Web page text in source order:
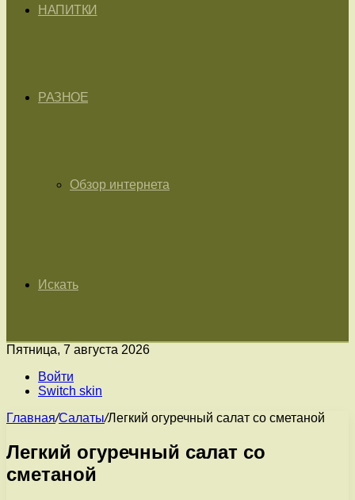
НАПИТКИ
РАЗНОЕ
Обзор интернета
Искать
Пятница, 7 августа 2026
Войти
Switch skin
Главная/Салаты/Легкий огуречный салат со сметаной
Легкий огуречный салат со
сметаной